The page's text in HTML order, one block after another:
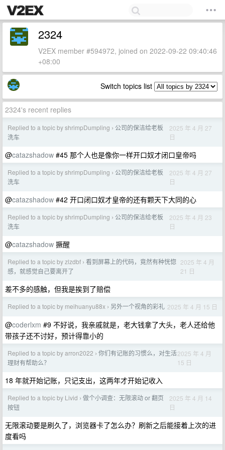
2324
V2EX member #594972, joined on 2022-09-22 09:40:46
+08:00
Switch topics list
2324's recent replies
Replied to a topic by shrimpDumpling › 公司的保洁给老板
洗车
2025 年 4 月 27
日
@catazshadow #45 那个人也是像你一样开口奴才闭口皇帝吗
Replied to a topic by shrimpDumpling › 公司的保洁给老板
洗车
2025 年 4 月 27
日
@catazshadow #42 开口闭口奴才皇帝的还有颗天下大同的心
Replied to a topic by shrimpDumpling › 公司的保洁给老板
洗车
2025 年 4 月 23
日
@catazshadow 撅醒
Replied to a topic by zlzdbf › 看到屏幕上的代码，竟然有种恍惚
感，就感觉自己要离开了
2025 年 4 月
21 日
差不多的感触，但我是挨到了赔偿
Replied to a topic by meihuanyu88x › 另外一个视角的彩礼 2025 年 4 月 15 日
@coderlxm #9 不好说，我亲戚就是，老大钱拿了大头，老人还给他
带孩子还不讨好，预计得靠小的
Replied to a topic by arron2022 › 你们有记账的习惯么，对生活
理财有帮助么？
2025 年 4 月
15 日
18 年就开始记账，只记支出，这两年才开始记收入
Replied to a topic by Livid › 做个小调查：无限滚动 or 翻页
按钮
2025 年 4 月 14
日
无限滚动要是刷久了，浏览器卡了怎么办？刷新之后能接着上次的进
度看吗